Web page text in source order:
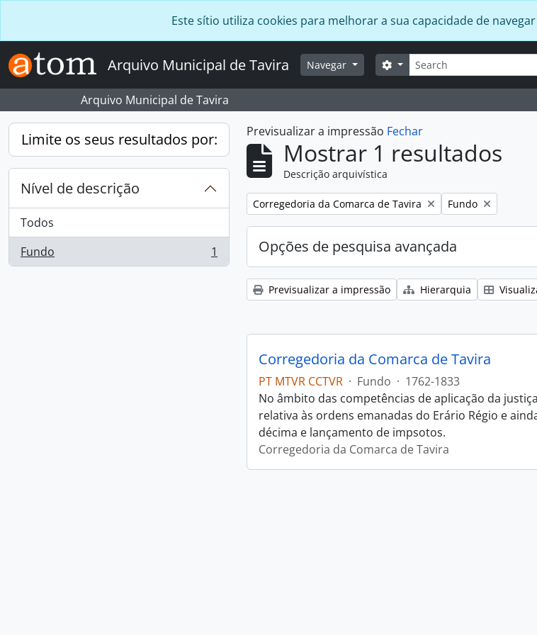
Este sítio utiliza cookies para melhorar a sua capacidade de
Arquivo Municipal de Tavira Navegar Pesquisar
Opções de busca
Arquivo Municipal de Tavira
Limite os seus resultados por:
Nível de descrição
Todos
Fundo
, 1 resultados 1
Previsualizar a impressão Fechar
Mostrar 1 resultados
Descrição arquivística
Remover filtro:
Corregedoria da Comarca de Tavira Remover filtro:
Fundo
Opções de pesquisa avançada
Previsualizar a impressão Hierarquia
Corregedoria da Comarca de Tavira
PT MTVR CCTVR · Fundo · 1762-1833
No âmbito das competências de aplicação da
relativa às ordens emanadas do Erário Régio e
décima e lançamento de impsotos.
Corregedoria da Comarca de Tavira